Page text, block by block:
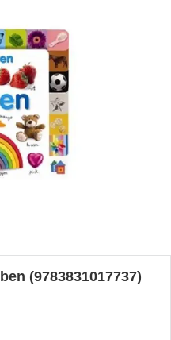
(9783831017737)